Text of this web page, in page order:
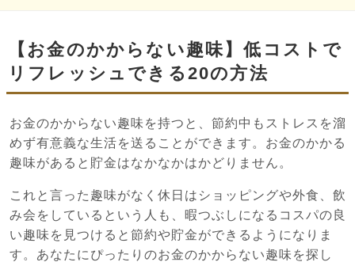
【お金のかからない趣味】低コストで
リフレッシュできる20の方法
お金のかからない趣味を持つと、節約中もストレスを溜
めず有意義な生活を送ることができます。お金のかかる
趣味があると貯金はなかなかはかどりません。
これと言った趣味がなく休日はショッピングや外食、飲
み会をしているという人も、暇つぶしになるコスパの良
い趣味を見つけると節約や貯金ができるようになりま
す。あなたにぴったりのお金のかからない趣味を探し